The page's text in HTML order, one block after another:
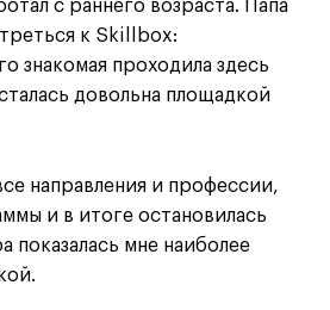
с раннего возраста. Папа
к Skillbox:
знакомая проходила здесь
довольна площадкой
направления и профессии,
и в итоге остановилась
показалась мне наиболее